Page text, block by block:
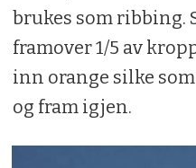
brukes som ribbing.
framover 1/5 av
inn orange silke
og fram igjen.